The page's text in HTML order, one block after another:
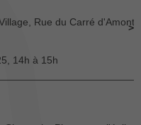
Rue du Carré d'Amont
14h à 15h